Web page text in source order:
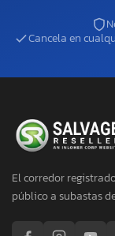
Cancela en
El corredor
público a subastas